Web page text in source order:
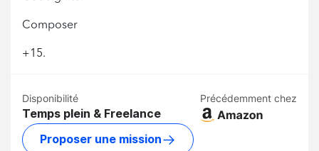
Composer
+15.
Disponibilité
Temps plein & Freelance
Précédemment chez
Proposer une mission